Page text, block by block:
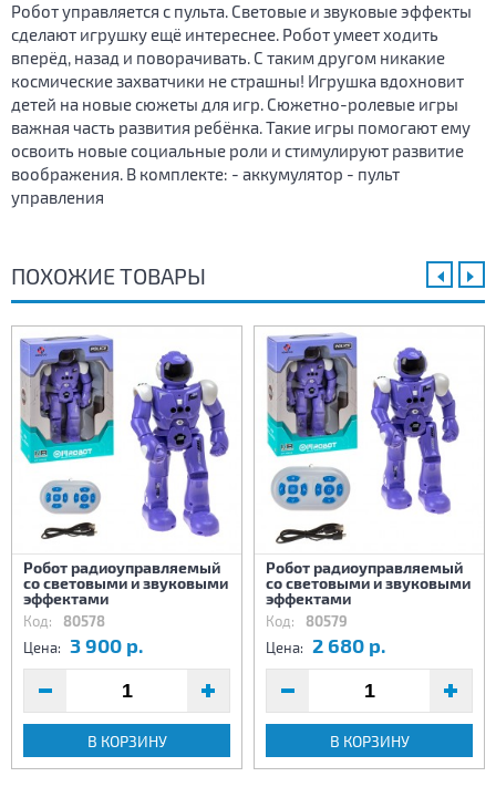
Робот управляется с пульта. Световые и звуковые эффекты
сделают игрушку ещё интереснее. Робот умеет ходить
вперёд, назад и поворачивать. С таким другом никакие
космические захватчики не страшны! Игрушка вдохновит
детей на новые сюжеты для игр. Сюжетно-ролевые игры
важная часть развития ребёнка. Такие игры помогают ему
освоить новые социальные роли и стимулируют развитие
воображения. В комплекте: - аккумулятор - пульт
управления
ПОХОЖИЕ ТОВАРЫ
Робот радиоуправляемый
со световыми и звуковыми
эффектами
Код: 80578
Цена: 3 900 р.
В КОРЗИНУ
Робот радиоуправляемый
со световыми и звуковыми
эффектами
Код: 80579
Цена: 2 680 р.
В КОРЗИНУ